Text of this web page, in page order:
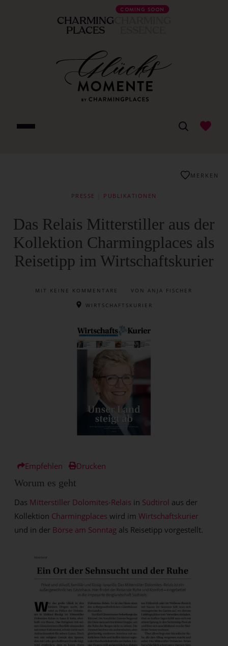
CHARMING
PLACES
COMING SOON
PRESSE PUBLIKATIONEN
Das Relais Mitterstiller aus der
Kollektion Charmingplaces als
Reisetipp im Wirtschaftskurier
MIT KEINE KOMMENTARE VON ANJA FISCHER
WIRTSCHAFTSKURIER
MERKEN
Empfehlen Drucken
Worum es geht
Das Mitterstiller Dolomites-Relais in Südtirol aus der
Kollektion Charmingplaces wird imWirtschaftskurier
und in der Börse am Sonntag als Reisetipp vorgestellt.